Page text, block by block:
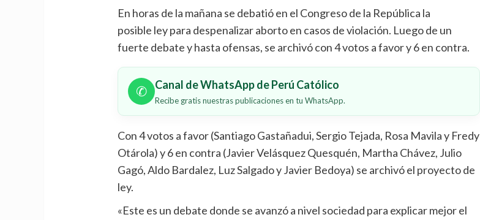
En horas de la mañana se debatió en el Congreso de la República la
posible ley para despenalizar aborto en casos de violación. Luego de un
fuerte debate y hasta ofensas, se archivó con 4 votos a favor y 6 en contra.
✆ Canal de WhatsApp de Perú Católico
Recibe gratis nuestras publicaciones en tu WhatsApp.
Con 4 votos a favor (Santiago Gastañadui, Sergio Tejada, Rosa Mavila y Fredy
Otárola) y 6 en contra (Javier Velásquez Quesquén, Martha Chávez, Julio
Gagó, Aldo Bardalez, Luz Salgado y Javier Bedoya) se archivó el proyecto de
ley.
«Este es un debate donde se avanzó a nivel sociedad para explicar mejor el